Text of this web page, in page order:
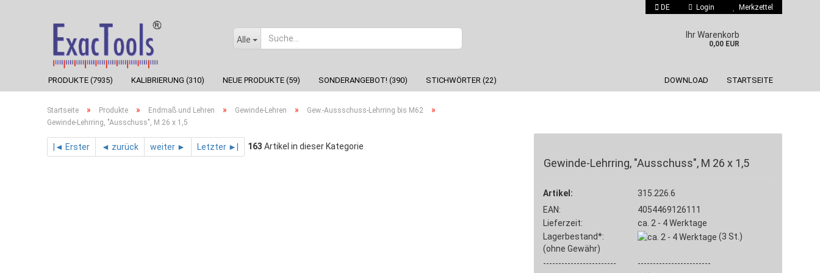
DE Login
Passwort vergessen?
Merkzettel
Alle Ihr Warenkorb
0,00 EUR
PRODUKTE (7935) KALIBRIERUNG (310) NEUE PRODUKTE (59) SONDERANGEBOT! (390) STICHWÖRTER (22) DOWNLOAD STARTSEITE
Startseite » Produkte » Endmaß und Lehren » Gewinde-Lehren » Gew.-Aussschuss-Lehrring bis M62 »
Gewinde-Lehrring, "Ausschuss", M 26 x 1,5
|◄ Erster ◄ zurück weiter ► Letzter ►| 163 Artikel in dieser Kategorie
Gewinde-Lehrring, "Ausschuss", M 26 x 1,5
Artikel:
315.226.6
EAN:
4054469126111
Lieferzeit:
ca. 2 - 4 Werktage
Lagerbestand*:
(ohne Gewähr)
(3 St.)
------------------------
------------------------